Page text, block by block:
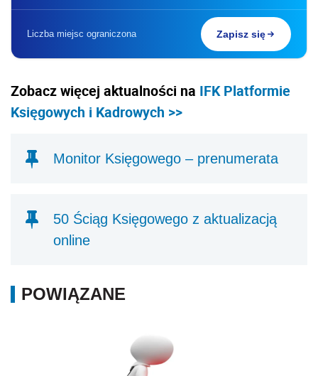
Liczba miejsc ograniczona Zapisz się
Zobacz więcej aktualności na IFK Platformie
Księgowych i Kadrowych >>
Monitor Księgowego – prenumerata
50 Ściąg Księgowego z aktualizacją
online
POWIĄZANE